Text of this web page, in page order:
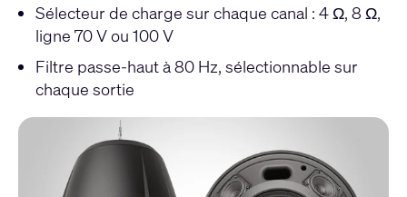
Sélecteur de charge sur chaque canal : 4 Ω, 8 Ω,
ligne 70 V ou 100 V
Filtre passe-haut à 80 Hz, sélectionnable sur
chaque sortie